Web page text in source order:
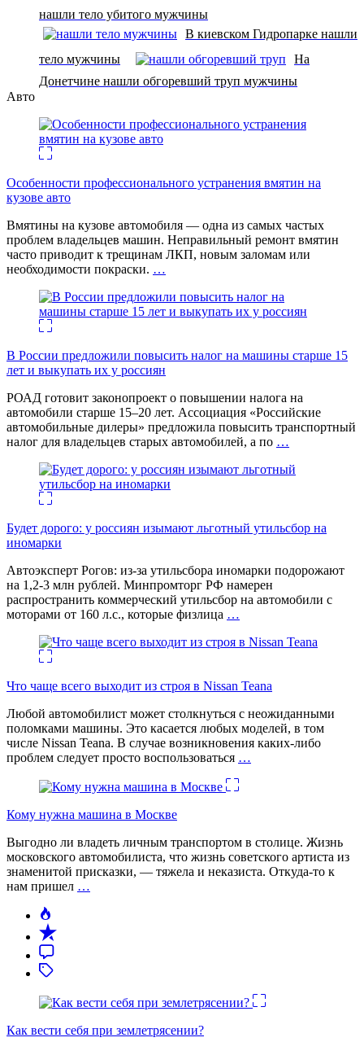
нашли тело убитого мужчины
В киевском Гидропарке нашли
тело мужчины
На
Донетчине нашли обгоревший труп мужчины
Авто
Особенности профессионального устранения вмятин на
кузове авто
Вмятины на кузове автомобиля — одна из самых частых
проблем владельцев машин. Неправильный ремонт вмятин
часто приводит к трещинам ЛКП, новым заломам или
необходимости покраски. …
В России предложили повысить налог на машины старше 15
лет и выкупать их у россиян
РОАД готовит законопроект о повышении налога на
автомобили старше 15–20 лет. Ассоциация «Российские
автомобильные дилеры» предложила повысить транспортный
налог для владельцев старых автомобилей, а по …
Будет дорого: у россиян изымают льготный утильсбор на
иномарки
Автоэксперт Рогов: из-за утильсбора иномарки подорожают
на 1,2-3 млн рублей. Минпромторг РФ намерен
распространить коммерческий утильсбор на автомобили с
моторами от 160 л.с., которые физлица …
Что чаще всего выходит из строя в Nissan Teana
Любой автомобилист может столкнуться с неожиданными
поломками машины. Это касается любых моделей, в том
числе Nissan Teana. В случае возникновения каких-либо
проблем следует просто воспользоваться …
Кому нужна машина в Москве
Выгодно ли владеть личным транспортом в столице. Жизнь
московского автомобилиста, что жизнь советского артиста из
знаменитой присказки, — тяжела и неказиста. Откуда-то к
нам пришел …
Как вести себя при землетрясении?